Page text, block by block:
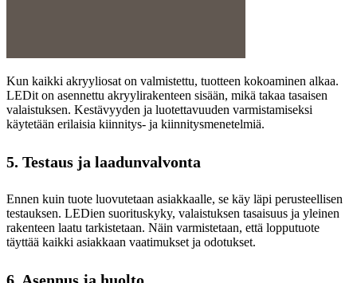
Kun kaikki akryyliosat on valmistettu, tuotteen kokoaminen alkaa.
LEDit on asennettu akryylirakenteen sisään, mikä takaa tasaisen
valaistuksen. Kestävyyden ja luotettavuuden varmistamiseksi
käytetään erilaisia ​​kiinnitys- ja kiinnitysmenetelmiä.
5. Testaus ja laadunvalvonta
Ennen kuin tuote luovutetaan asiakkaalle, se käy läpi perusteellisen
testauksen. LEDien suorituskyky, valaistuksen tasaisuus ja yleinen
rakenteen laatu tarkistetaan. Näin varmistetaan, että lopputuote
täyttää kaikki asiakkaan vaatimukset ja odotukset.